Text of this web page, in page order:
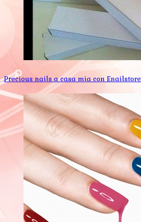
Precious nails a casa mia con Enailstore